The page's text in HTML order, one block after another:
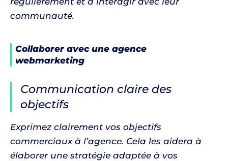
communauté.
Collaborer avec une agence
webmarketing
Communication claire des
objectifs
Exprimez clairement vos objectifs
commerciaux à l’agence. Cela les aidera à
élaborer une stratégie adaptée à vos